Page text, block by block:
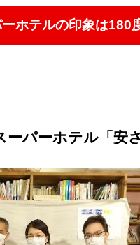
ホテルの印象は180
パーホテル「安